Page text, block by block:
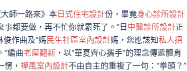
師一路來》本 日式住宅設計份，畢竟身心診所設計
事都要做，再不忙你就累死了。”日 中醫診所設計正
俊作曲及“媽民生社區室內設計媽，您應該知私人招
”編曲老屋翻新 ，以“華夏齊心攜手”的理念傳遞體育
愣， 禪風室內設計不由自主的重複了一句：“拳頭？”